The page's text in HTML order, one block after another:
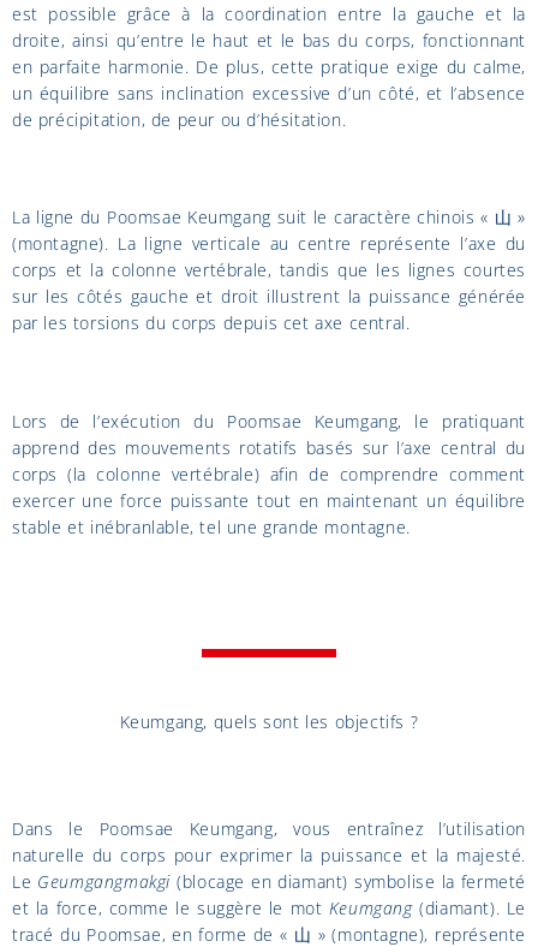
est possible grâce à la coordination entre la gauche et la
droite, ainsi qu’entre le haut et le bas du corps, fonctionnant
en parfaite harmonie. De plus, cette pratique exige du calme,
un équilibre sans inclination excessive d’un côté, et l’absence
de précipitation, de peur ou d’hésitation.
La ligne du Poomsae Keumgang suit le caractère chinois « ⼭ »
(montagne). La ligne verticale au centre représente l’axe du
corps et la colonne vertébrale, tandis que les lignes courtes
sur les côtés gauche et droit illustrent la puissance générée
par les torsions du corps depuis cet axe central.
Lors de l’exécution du Poomsae Keumgang, le pratiquant
apprend des mouvements rotatifs basés sur l’axe central du
corps (la colonne vertébrale) afin de comprendre comment
exercer une force puissante tout en maintenant un équilibre
stable et inébranlable, tel une grande montagne.
Keumgang, quels sont les objectifs ?
Dans le Poomsae Keumgang, vous entraînez l’utilisation
naturelle du corps pour exprimer la puissance et la majesté.
Le Geumgangmakgi(blocage en diamant) symbolise la fermeté
et la force, comme le suggère le mot Keumgang(diamant). Le
tracé du Poomsae, en forme de « ⼭ » (montagne), représente